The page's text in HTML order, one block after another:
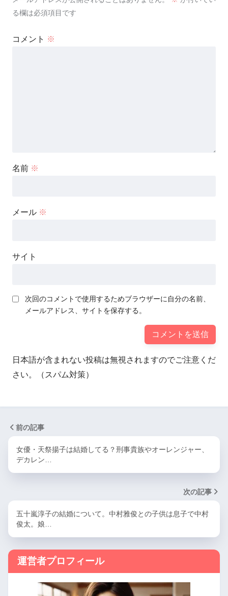
る欄は必須項目です
コメント ※
名前 ※
メール ※
サイト
次回のコメントで使用するためブラウザーに自分の名前、
メールアドレス、サイトを保存する。
日本語が含まれない投稿は無視されますのでご注意くだ
さい。（スパム対策）
前の記事
女優・天祭揚子は結婚してる？刑事貴族やオーレンジャー、
デカレン…
次の記事
五十嵐淳子の結婚について。中村雅俊との子供は息子で中村
俊太。娘…
運営者プロフィール